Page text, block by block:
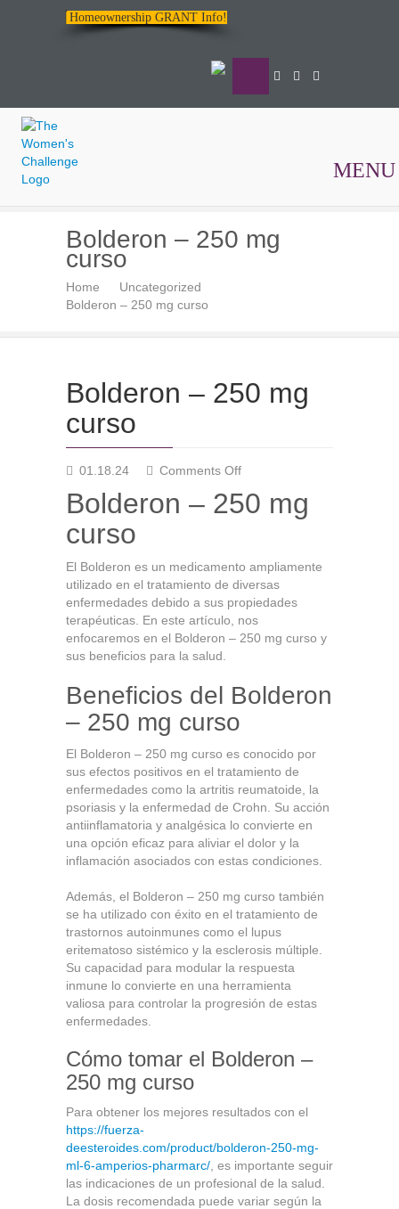
Homeownership GRANT Info!
The
Women's
Challenge
MENU
Bolderon – 250 mg
curso
Home
Uncategorized
Bolderon – 250 mg curso
Bolderon – 250 mg
curso
01.18.24 Comments Offon
–
Bolderon – 250 mg
curso
El Bolderon es un medicamento ampliamente
utilizado en el tratamiento de diversas
enfermedades debido a sus propiedades
terapéuticas. En este artículo, nos
enfocaremos en el Bolderon – 250 mg curso y
sus beneficios para la salud.
Beneficios del Bolderon
– 250 mg curso
El Bolderon – 250 mg curso es conocido por
sus efectos positivos en el tratamiento de
enfermedades como la artritis reumatoide, la
psoriasis y la enfermedad de Crohn. Su acción
antiinflamatoria y analgésica lo convierte en
una opción eficaz para aliviar el dolor y la
inflamación asociados con estas condiciones.
Además, el Bolderon – 250 mg curso también
se ha utilizado con éxito en el tratamiento de
trastornos autoinmunes como el lupus
eritematoso sistémico y la esclerosis múltiple.
Su capacidad para modular la respuesta
inmune lo convierte en una herramienta
valiosa para controlar la progresión de estas
enfermedades.
Cómo tomar el Bolderon –
250 mg curso
Para obtener los mejores resultados con el
https://fuerza-
deesteroides.com/product/bolderon-250-mg-
ml-6-amperios-pharmarc/ , es importante seguir
las indicaciones de un profesional de la salud.
La dosis recomendada puede variar según la